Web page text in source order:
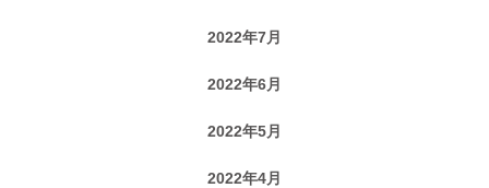
2022年7月
2022年6月
2022年5月
2022年4月